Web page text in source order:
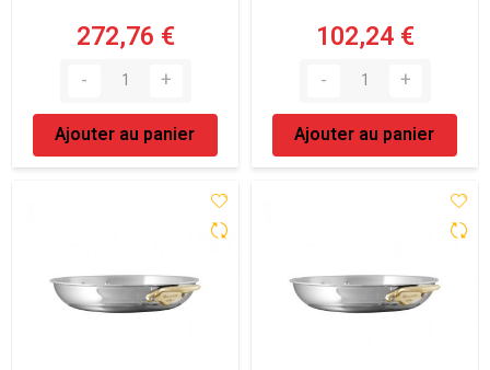
272,76 €
Ajouter au panier
102,24 €
Ajouter au panier